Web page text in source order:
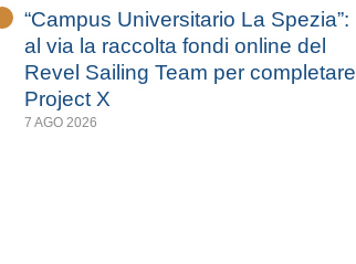
“Campus Universitario La Spezia”:
al via la raccolta fondi online del
Revel Sailing Team per completare
Project X
7 AGO 2026